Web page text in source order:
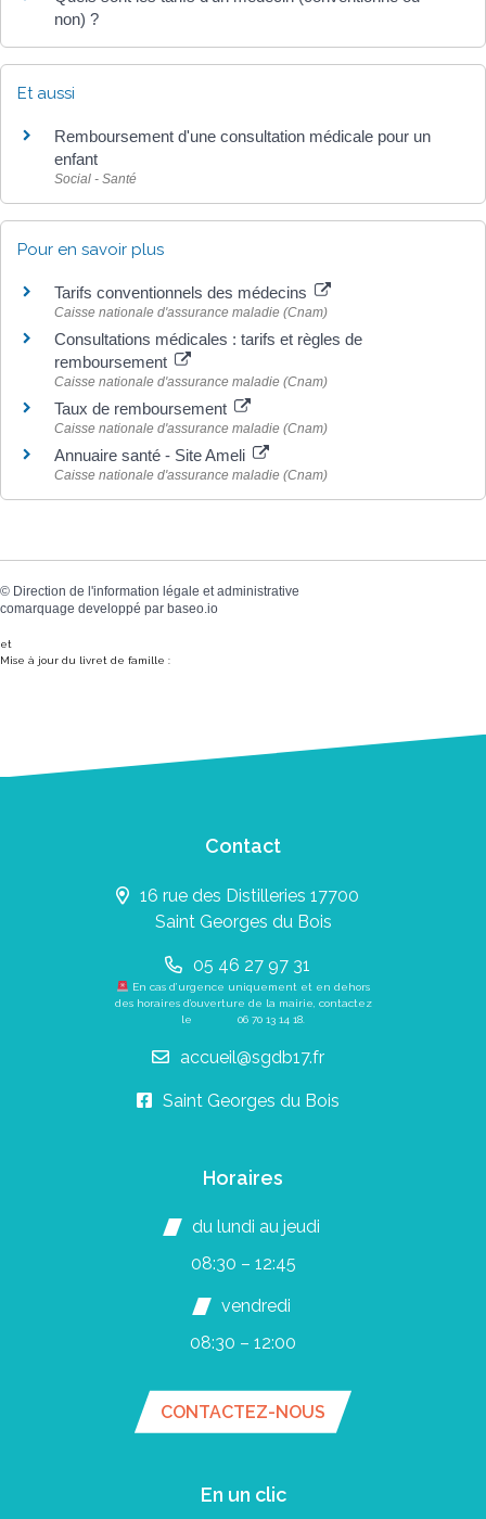
non) ?
Et aussi
Remboursement d'une consultation médicale pour un
enfant
Social - Santé
Pour en savoir plus
Tarifs conventionnels des médecins
Caisse nationale d'assurance maladie (Cnam)
Consultations médicales : tarifs et règles de
remboursement
Caisse nationale d'assurance maladie (Cnam)
Taux de remboursement
Caisse nationale d'assurance maladie (Cnam)
Annuaire santé - Site Ameli
Caisse nationale d'assurance maladie (Cnam)
© Direction de l'information légale et administrative
comarquage developpé par baseo.io
et
Mise à jour du livret de famille :
Contact
16 rue des Distilleries 17700
Saint Georges du Bois
05 46 27 97 31
En cas d’urgence uniquement et en dehors
des horaires d’ouverture de la mairie, contactez
le 06 70 13 14 18.
accueil@sgdb17.fr
Saint Georges du Bois
Horaires
du lundi au jeudi
08:30 – 12:45
vendredi
08:30 – 12:00
CONTACTEZ-NOUS
En un clic